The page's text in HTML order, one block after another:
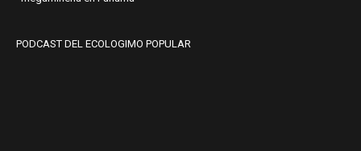
PODCAST DEL ECOLOGIMO POPULAR